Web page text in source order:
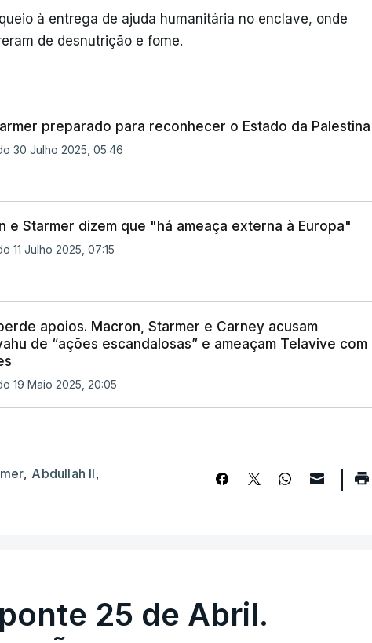
à entrega de ajuda humanitária no enclave, onde
de desnutrição e fome.
preparado para reconhecer o Estado da Palestina
30 Julho 2025, 05:46
e Starmer dizem que "há ameaça externa à Europa"
11 Julho 2025, 07:15
apoios. Macron, Starmer e Carney acusam
de “ações escandalosas” e ameaçam Telavive com
19 Maio 2025, 20:05
, Abdullah II,
25 de Abril.